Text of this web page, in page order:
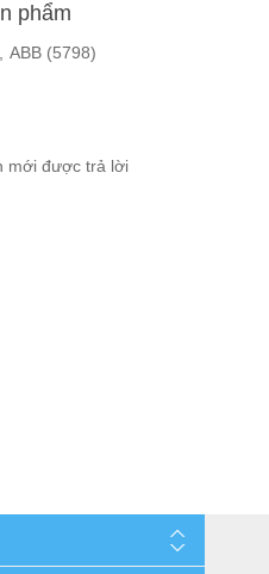
phẩm
, ABB (5798)
mới được trả lời